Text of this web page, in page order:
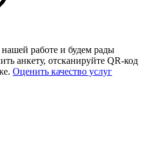
работе и будем рады
анкету, отсканируйте QR-код
Оценить качество услуг